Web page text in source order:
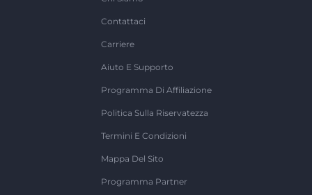
Contattaci
Carriere
Aiuto E Supporto
Programma Di Affiliazione
Politica Sulla Riservatezza
Termini E Condizioni
Mappa Del Sito
Programma Partner